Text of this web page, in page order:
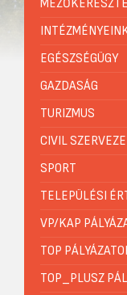
EGÉSZSÉGÜGY
GAZDASÁG
TURIZMUS
CIVIL
SPORT
TELEPÜLÉSI
VP/KAP
TOP
TOP_PLUSZ